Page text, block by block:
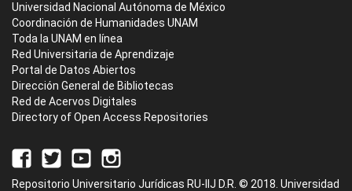
Universidad Nacional Autónoma de México
Coordinación de Humanidades UNAM
Toda la UNAM en línea
Red Universitaria de Aprendizaje
Portal de Datos Abiertos
Dirección General de Bibliotecas
Red de Acervos Digitales
Directory of Open Access Repositories
Repositorio Universitario Jurídicas RU-IIJ D.R. © 2018. Universidad